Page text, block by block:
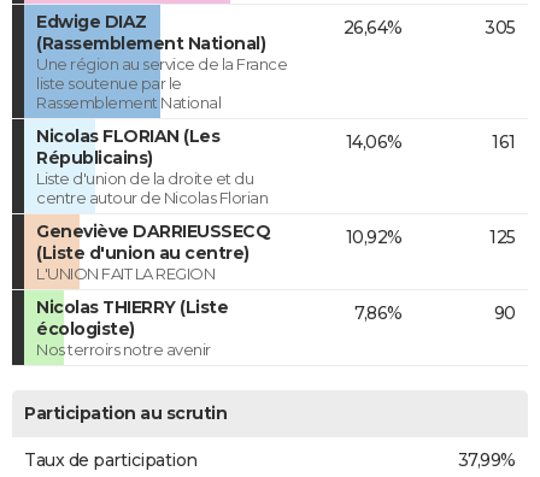
Edwige DIAZ
(Rassemblement National)
Une région au service de la France
liste soutenue par le
Rassemblement National
26,64% 305
Nicolas FLORIAN (Les
Républicains)
Liste d'union de la droite et du
centre autour de Nicolas Florian
14,06% 161
Geneviève DARRIEUSSECQ
(Liste d'union au centre)
L'UNION FAIT LA REGION
10,92% 125
Nicolas THIERRY (Liste
écologiste)
Nos terroirs notre avenir
7,86% 90
Participation au scrutin
Taux de participation 37,99%